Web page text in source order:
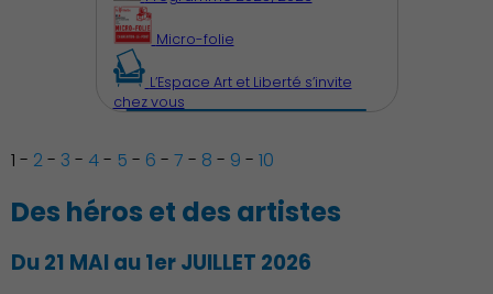
Micro-folie
L’Espace Art et Liberté s’invite
chez vous
1 - 2- 3 - 4- 5 - 6 - 7 - 8 - 9 - 10
Des héros et des artistes
Du 21 MAI au 1er JUILLET 2026